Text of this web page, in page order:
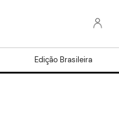
Edição Brasileira